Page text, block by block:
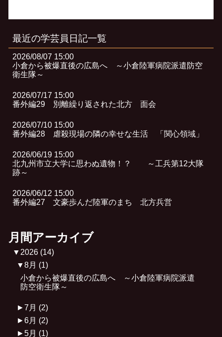
最近の学芸員日記一覧
2026/08/07 15:00
小倉から被爆直後の広島へ ～小倉陸軍病院派遣防空
衛生隊～
2026/07/17 15:00
番外編29 別離繰り返された北方 面会
2026/07/10 15:00
番外編28 虐殺現場の隣の幸せな生活 「関心領域」
2026/06/19 15:00
北九州市立大学に思わぬ遺物！？ ～工兵第12大隊
跡～
2026/06/12 15:00
番外編27 文豪歩んだ陸軍のまち 北方兵営
月間アーカイブ
▼2026 (14)
▼8月 (1)
小倉から被爆直後の広島へ ～小倉陸軍病院派遣
防空衛生隊～
►7月 (2)
►6月 (2)
►5月 (1)